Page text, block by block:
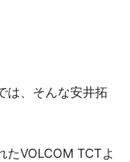
は、そんな安井拓
たVOLCOM TCTよ